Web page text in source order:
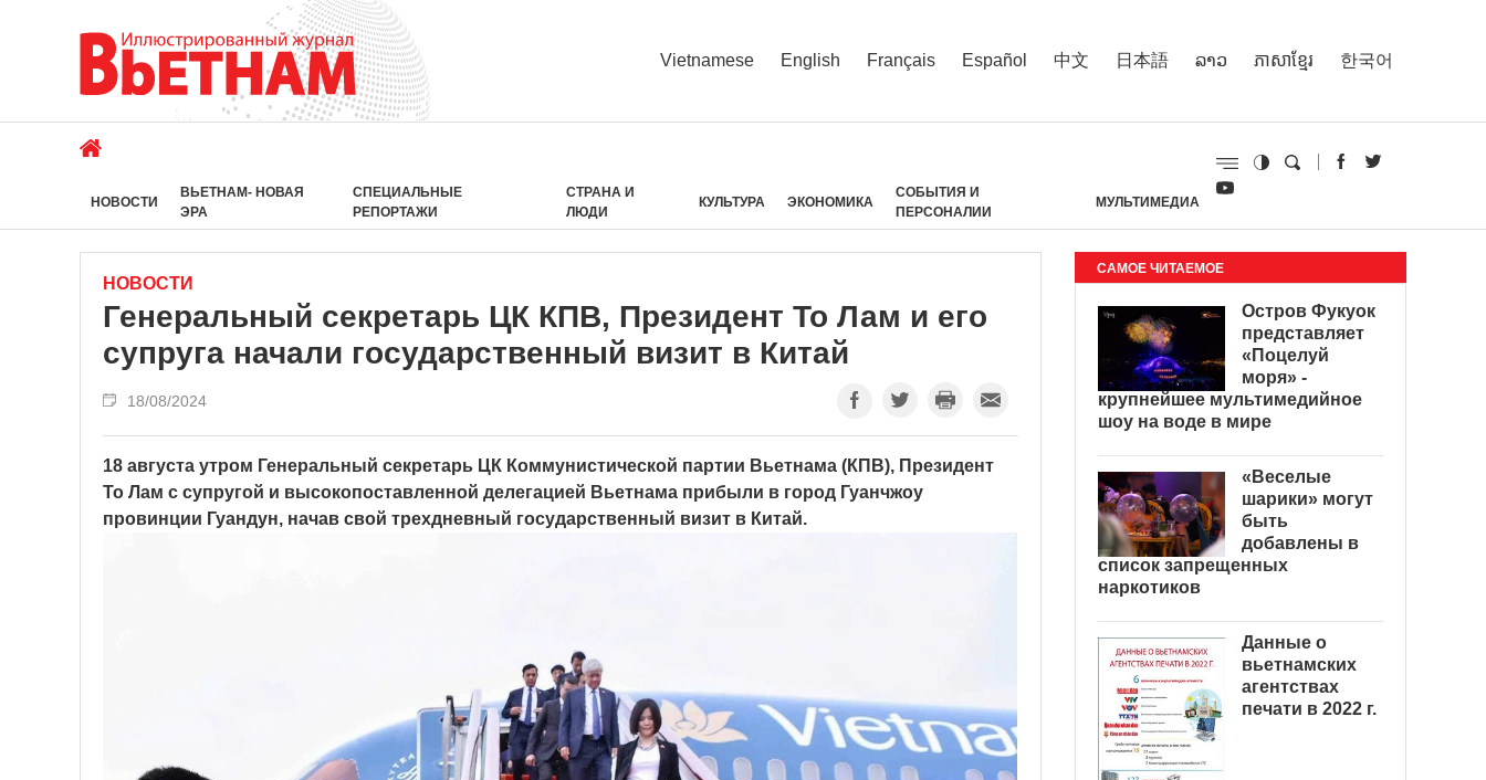
Vietnamese English Français Español 中文 日本語 ລາວ ភាសាខ្មែរ 한국어
НОВОСТИ
ВЬЕТНАМ- НОВАЯ
ЭРА
СПЕЦИАЛЬНЫЕ
РЕПОРТАЖИ
СТРАНА И
ЛЮДИ
КУЛЬТУРА ЭКОНОМИКА
СОБЫТИЯ И
ПЕРСОНАЛИИ
МУЛЬТИМЕДИА
НОВОСТИ
Генеральный секретарь ЦК КПВ, Президент То Лам и его
супруга начали государственный визит в Китай
18/08/2024
18 августа утром Генеральный секретарь ЦК Коммунистической партии Вьетнама (КПВ), Президент
То Лам с супругой и высокопоставленной делегацией Вьетнама прибыли в город Гуанчжоу
провинции Гуандун, начав свой трехдневный государственный визит в Китай.
САМОЕ ЧИТАЕМОЕ
Остров Фукуок
представляет
«Поцелуй
моря» -
крупнейшее мультимедийное
шоу на воде в мире
«Веселые
шарики» могут
быть
добавлены в
список запрещенных
наркотиков
Данные о
вьетнамских
агентствах
печати в 2022 г.